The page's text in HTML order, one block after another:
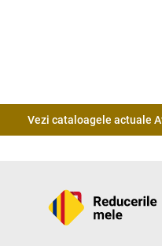
Vezi cataloagele actuale